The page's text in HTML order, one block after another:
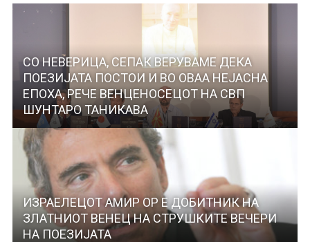
СО НЕВЕРИЦА, СЕПАК ВЕРУВАМЕ ДЕКА
ПОЕЗИЈАТА ПОСТОИ И ВО ОВАА НЕЈАСНА
ЕПОХА, РЕЧЕ ВЕНЦЕНОСЕЦОТ НА СВП
ШУНТАРО ТАНИКАВА
ИЗРАЕЛЕЦОТ АМИР ОР Е ДОБИТНИК НА
ЗЛАТНИОТ ВЕНЕЦ НА СТРУШКИТЕ ВЕЧЕРИ
НА ПОЕЗИЈАТА